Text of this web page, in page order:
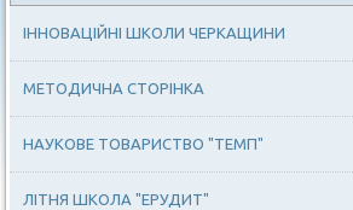
ІННОВАЦІЙНІ ШКОЛИ ЧЕРКАЩИНИ
МЕТОДИЧНА СТОРІНКА
НАУКОВЕ ТОВАРИСТВО "ТЕМП"
ЛІТНЯ ШКОЛА "ЕРУДИТ"